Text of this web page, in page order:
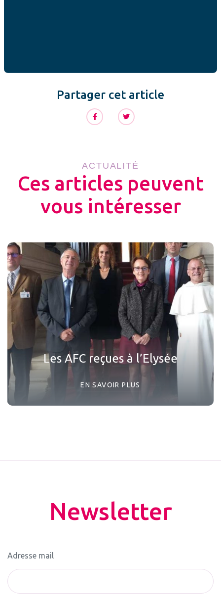
Partager cet article
ACTUALITÉ
Ces articles peuvent
vous intéresser
Les AFC reçues à l’Elysée
EN SAVOIR PLUS
Newsletter
Adresse mail